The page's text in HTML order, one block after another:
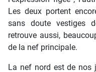
Les deux portent
sans doute vestiges
retrouve aussi,
de la nef principale.
La nef nord est de nos